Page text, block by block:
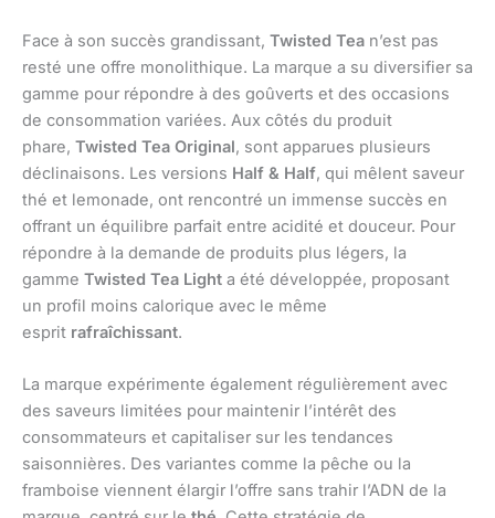
Face à son succès grandissant, Twisted Tea n’est pas
resté une offre monolithique. La marque a su diversifier sa
gamme pour répondre à des goûverts et des occasions
de consommation variées. Aux côtés du produit
phare, Twisted Tea Original, sont apparues plusieurs
déclinaisons. Les versions Half & Half, qui mêlent saveur
thé et lemonade, ont rencontré un immense succès en
offrant un équilibre parfait entre acidité et douceur. Pour
répondre à la demande de produits plus légers, la
gamme Twisted Tea Light a été développée, proposant
un profil moins calorique avec le même
esprit rafraîchissant.
La marque expérimente également régulièrement avec
des saveurs limitées pour maintenir l’intérêt des
consommateurs et capitaliser sur les tendances
saisonnières. Des variantes comme la pêche ou la
framboise viennent élargir l’offre sans trahir l’ADN de la